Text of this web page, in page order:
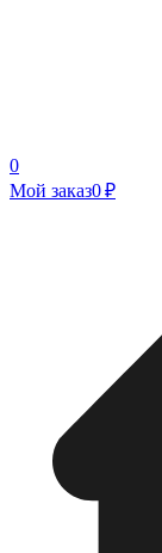
0
Мой заказ0 ₽